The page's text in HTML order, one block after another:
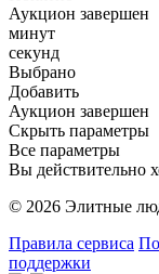
Аукцион завершен
минут
секунд
Выбрано
Добавить
Аукцион завершен
Скрыть параметры
Все параметры
Вы действительно
© 2026 Элитные
Правила сервиса
поддержки